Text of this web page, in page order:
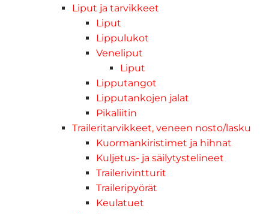
Liput ja tarvikkeet
Liput
Lippulukot
Veneliput
Liput
Lipputangot
Lipputankojen jalat
Pikaliitin
Traileritarvikkeet, veneen nosto/lasku
Kuormankiristimet ja hihnat
Kuljetus- ja säilytystelineet
Trailerivintturit
Traileripyörät
Keulatuet